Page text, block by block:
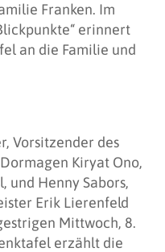
Franken. Im
erinnert
an die Familie und
Vorsitzender des
Kiryat Ono,
und Henny Sabors,
Erik Lierenfeld
Mittwoch, 8.
erzählt die